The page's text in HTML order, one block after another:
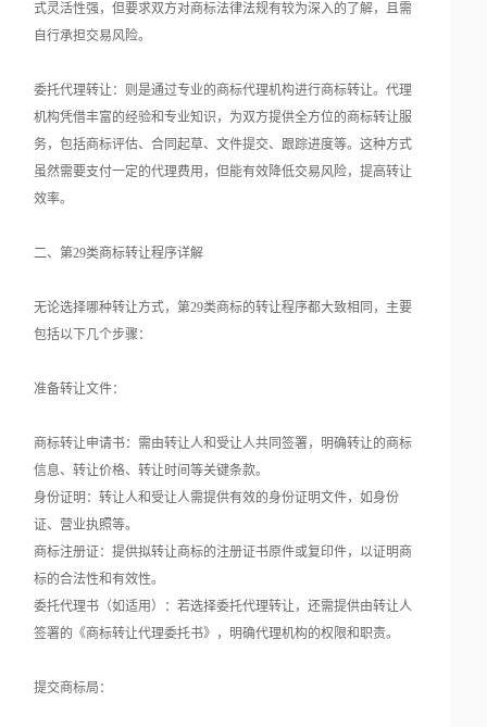
式灵活性强，但要求双方对商标法律法规有较为深入的了解，且需
自行承担交易风险。
委托代理转让：则是通过专业的商标代理机构进行商标转让。代理
机构凭借丰富的经验和专业知识，为双方提供全方位的商标转让服
务，包括商标评估、合同起草、文件提交、跟踪进度等。这种方式
虽然需要支付一定的代理费用，但能有效降低交易风险，提高转让
效率。
二、第29类商标转让程序详解
无论选择哪种转让方式，第29类商标的转让程序都大致相同，主要
包括以下几个步骤：
准备转让文件：
商标转让申请书：需由转让人和受让人共同签署，明确转让的商标
信息、转让价格、转让时间等关键条款。
身份证明：转让人和受让人需提供有效的身份证明文件，如身份
证、营业执照等。
商标注册证：提供拟转让商标的注册证书原件或复印件，以证明商
标的合法性和有效性。
委托代理书（如适用）：若选择委托代理转让，还需提供由转让人
签署的《商标转让代理委托书》，明确代理机构的权限和职责。
提交商标局：